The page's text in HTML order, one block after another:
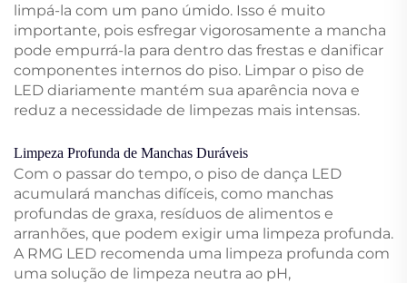
limpá-la com um pano úmido. Isso é muito
importante, pois esfregar vigorosamente a mancha
pode empurrá-la para dentro das frestas e danificar
componentes internos do piso. Limpar o piso de
LED diariamente mantém sua aparência nova e
reduz a necessidade de limpezas mais intensas.
Limpeza Profunda de Manchas Duráveis
Com o passar do tempo, o piso de dança LED
acumulará manchas difíceis, como manchas
profundas de graxa, resíduos de alimentos e
arranhões, que podem exigir uma limpeza profunda.
A RMG LED recomenda uma limpeza profunda com
uma solução de limpeza neutra ao pH,